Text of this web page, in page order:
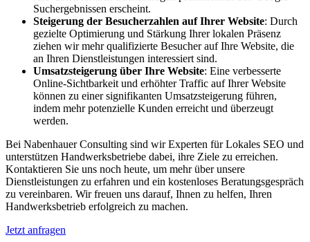
Suchergebnissen erscheint.
Steigerung der Besucherzahlen auf Ihrer Website: Durch
gezielte Optimierung und Stärkung Ihrer lokalen Präsenz
ziehen wir mehr qualifizierte Besucher auf Ihre Website, die
an Ihren Dienstleistungen interessiert sind.
Umsatzsteigerung über Ihre Website: Eine verbesserte
Online-Sichtbarkeit und erhöhter Traffic auf Ihrer Website
können zu einer signifikanten Umsatzsteigerung führen,
indem mehr potenzielle Kunden erreicht und überzeugt
werden.
Bei Nabenhauer Consulting sind wir Experten für Lokales SEO und
unterstützen Handwerksbetriebe dabei, ihre Ziele zu erreichen.
Kontaktieren Sie uns noch heute, um mehr über unsere
Dienstleistungen zu erfahren und ein kostenloses Beratungsgespräch
zu vereinbaren. Wir freuen uns darauf, Ihnen zu helfen, Ihren
Handwerksbetrieb erfolgreich zu machen.
Jetzt anfragen